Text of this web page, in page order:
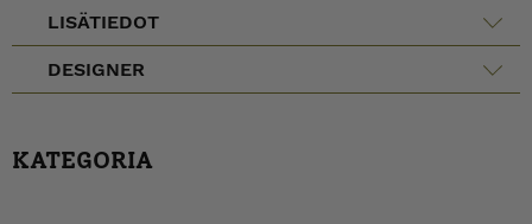
LISÄTIEDOT
DESIGNER
KATEGORIA